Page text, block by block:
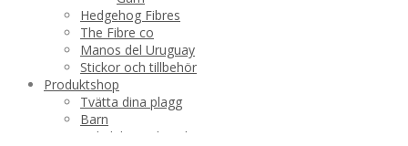
Hedgehog Fibres
The Fibre co
Manos del Uruguay
Stickor och tillbehör
Produktshop
Tvätta dina plagg
Barn
Halsdukar och sjalar